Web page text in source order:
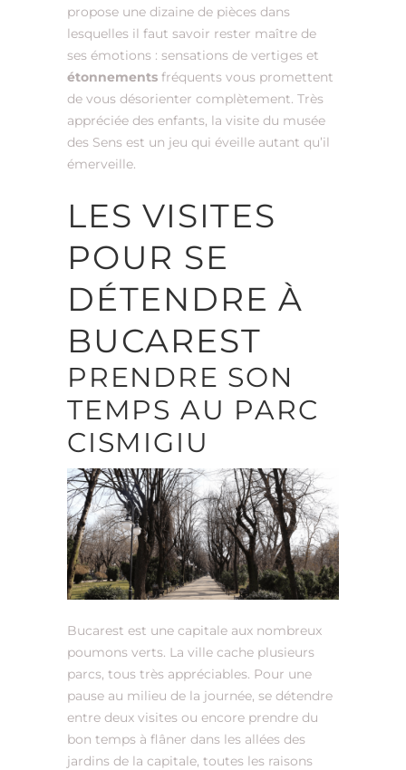
propose une dizaine de pièces dans
lesquelles il faut savoir rester maître de
ses émotions : sensations de vertiges et
étonnements fréquents vous promettent
de vous désorienter complètement. Très
appréciée des enfants, la visite du musée
des Sens est un jeu qui éveille autant qu’il
émerveille.
LES VISITES
POUR SE
DÉTENDRE À
BUCAREST
PRENDRE SON
TEMPS AU PARC
CISMIGIU
Bucarest est une capitale aux nombreux
poumons verts. La ville cache plusieurs
parcs, tous très appréciables. Pour une
pause au milieu de la journée, se détendre
entre deux visites ou encore prendre du
bon temps à flâner dans les allées des
jardins de la capitale, toutes les raisons